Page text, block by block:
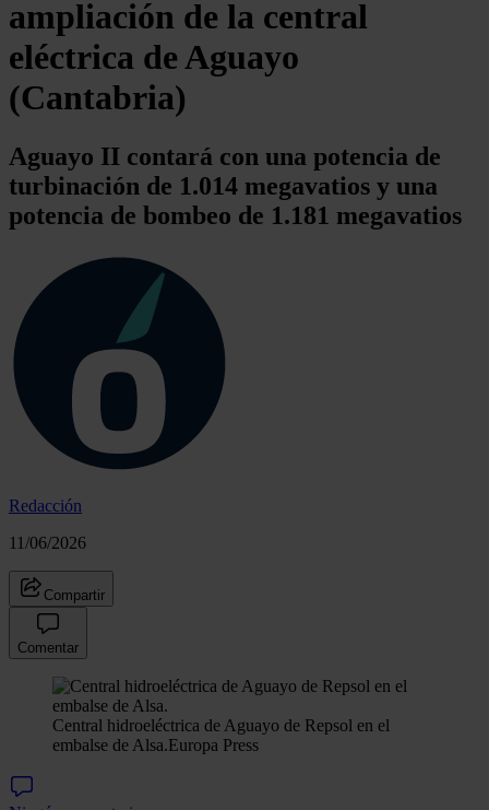
ampliación de la central
eléctrica de Aguayo
(Cantabria)
Aguayo II contará con una potencia de
turbinación de 1.014 megavatios y una
potencia de bombeo de 1.181 megavatios
Redacción
11/06/2026
Compartir
Comentar
Central hidroeléctrica de Aguayo de Repsol en el
embalse de Alsa.Europa Press